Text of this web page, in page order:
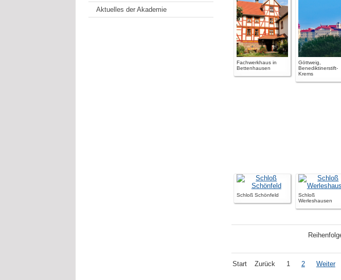
Aktuelles der Akademie
Fachwerkhaus in
Bettenhausen
Göttweig,
Benediktinerstift-
Krems
Schloß Schönfeld
Schloß
Werleshausen
Start Zurück 1 2 Weiter